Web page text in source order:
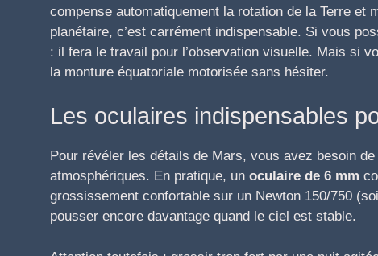
compense automatiquement la rotation de la Terre et
planétaire, c’est carrément indispensable. Si vous
: il fera le travail pour l’observation visuelle. Mais si
la monture équatoriale motorisée sans hésiter.
Les oculaires indispensables
Pour révéler les détails de Mars, vous avez besoin
atmosphériques. En pratique, un oculaire de 6 mm
grossissement confortable sur un Newton 150/750
pousser encore davantage quand le ciel est stable.